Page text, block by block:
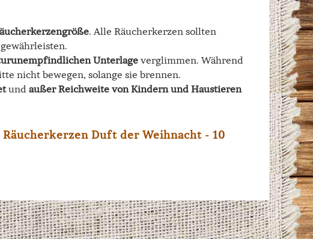
. Alle Räucherkerzen sollten
Unterlageverglimmen. Während
nicht bewegen, solange sie brennen.
und außer Reichweite von Kindern und Haustieren
Duft der Weihnacht - 10